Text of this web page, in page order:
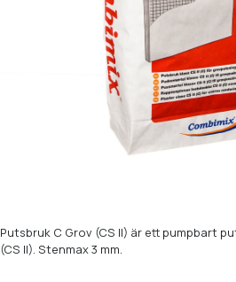
Putsbruk C Grov (CS II) är ett pumpbart
(CS II). Stenmax 3 mm.